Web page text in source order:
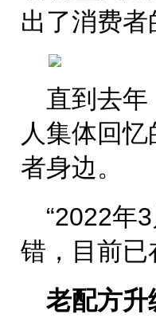
出了消费
直到去
人集体回
者身边。
“2022年
错，目前已
老配方升